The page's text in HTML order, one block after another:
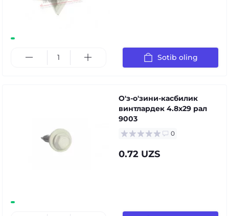
Sotib oling
О'з-о'зини-касбилик
винтлардек 4.8x29 рал
9003
0
0.72 UZS